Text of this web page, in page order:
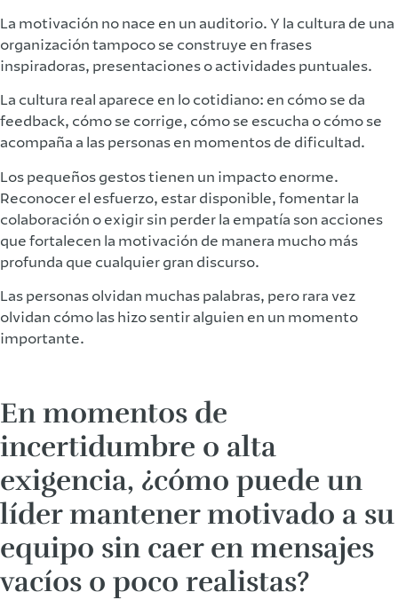
La motivación no nace en un auditorio. Y la cultura de una
organización tampoco se construye en frases
inspiradoras, presentaciones o actividades puntuales.
La cultura real aparece en lo cotidiano: en cómo se da
feedback, cómo se corrige, cómo se escucha o cómo se
acompaña a las personas en momentos de dificultad.
Los pequeños gestos tienen un impacto enorme.
Reconocer el esfuerzo, estar disponible, fomentar la
colaboración o exigir sin perder la empatía son acciones
que fortalecen la motivación de manera mucho más
profunda que cualquier gran discurso.
Las personas olvidan muchas palabras, pero rara vez
olvidan cómo las hizo sentir alguien en un momento
importante.
En momentos de
incertidumbre o alta
exigencia, ¿cómo puede un
líder mantener motivado a su
equipo sin caer en mensajes
vacíos o poco realistas?